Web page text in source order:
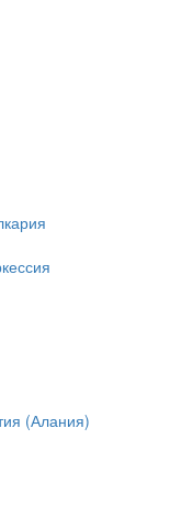
(Алания)